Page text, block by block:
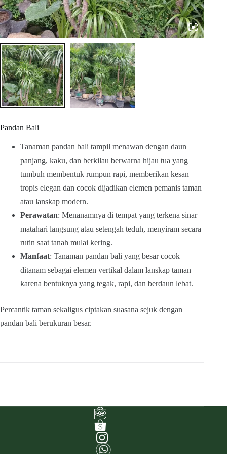
Pandan Bali
Tanaman pandan bali tampil menawan dengan daun
panjang, kaku, dan berkilau berwarna hijau tua yang
tumbuh membentuk rumpun rapi, memberikan kesan
tropis elegan dan cocok dijadikan elemen pemanis taman
atau lanskap modern.
Perawatan: Menanamnya di tempat yang terkena sinar
matahari langsung atau setengah teduh, menyiram secara
rutin saat tanah mulai kering.
Manfaat: Tanaman pandan bali yang besar cocok
ditanam sebagai elemen vertikal dalam lanskap taman
karena bentuknya yang tegak, rapi, dan berdaun lebat.
Percantik taman sekaligus ciptakan suasana sejuk dengan
pandan bali berukuran besar.